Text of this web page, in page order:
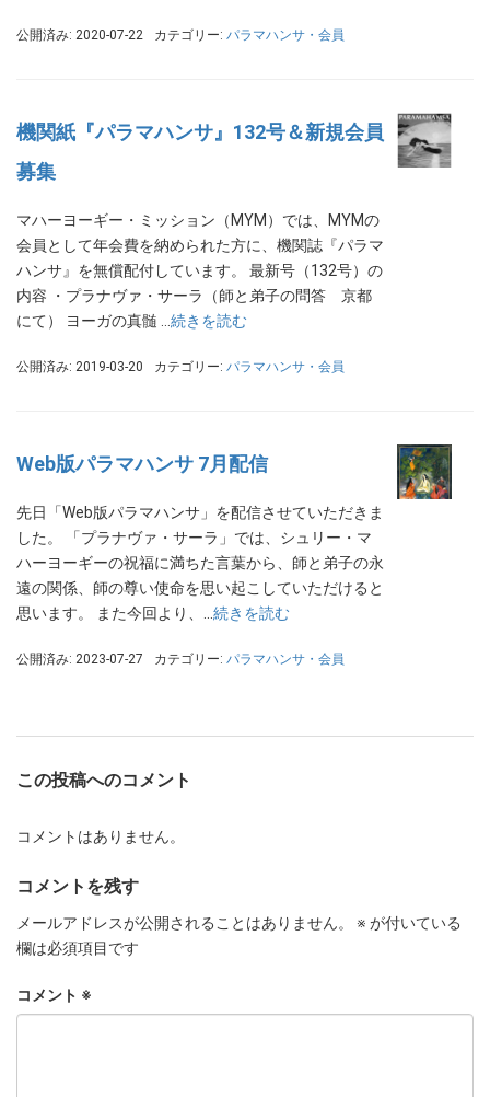
公開済み: 2020-07-22 カテゴリー: パラマハンサ・会員
機関紙『パラマハンサ』132号＆新規会員
募集
マハーヨーギー・ミッション（MYM）では、MYMの
会員として年会費を納められた方に、機関誌『パラマ
ハンサ』を無償配付しています。 最新号（132号）の
内容 ・プラナヴァ・サーラ（師と弟子の問答 京都
にて） ヨーガの真髄 … 続きを読む
公開済み: 2019-03-20 カテゴリー: パラマハンサ・会員
Web版パラマハンサ 7月配信
先日「Web版パラマハンサ」を配信させていただきま
した。 「プラナヴァ・サーラ」では、シュリー・マ
ハーヨーギーの祝福に満ちた言葉から、師と弟子の永
遠の関係、師の尊い使命を思い起こしていただけると
思います。 また今回より、… 続きを読む
公開済み: 2023-07-27 カテゴリー: パラマハンサ・会員
この投稿へのコメント
コメントはありません。
コメントを残す
メールアドレスが公開されることはありません。 ※ が付いている
欄は必須項目です
コメント ※